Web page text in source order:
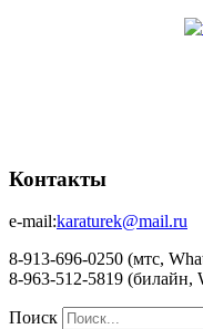
Контакты
e-mail:karaturek@mail.ru
8-913-696-0250 (мтс,
8-963-512-5819 (билайн,
Поиск